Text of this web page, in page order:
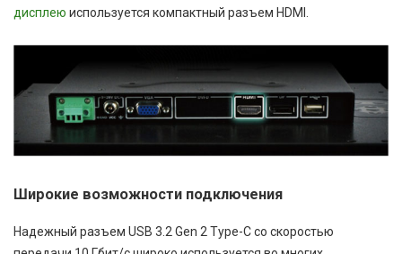
дисплею используется компактный разъем HDMI.
Широкие возможности подключения
Надежный разъем USB 3.2 Gen 2 Type-C со скоростью